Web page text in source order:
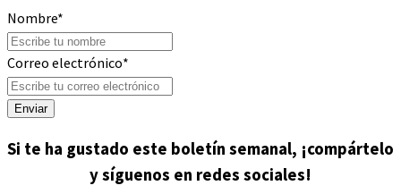
Nombre*
Correo electrónico*
Enviar
Si te ha gustado este boletín semanal, ¡compártelo
y síguenos en redes sociales!